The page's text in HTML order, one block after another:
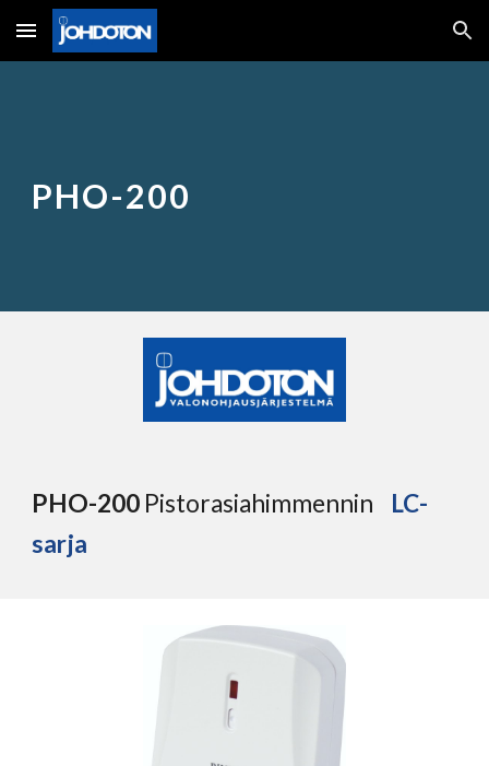
Skip to main content Skip to navigation
PHO-200
PHO-200 Pistorasiahimmennin LC-
sarja